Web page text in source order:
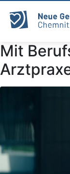
Mit